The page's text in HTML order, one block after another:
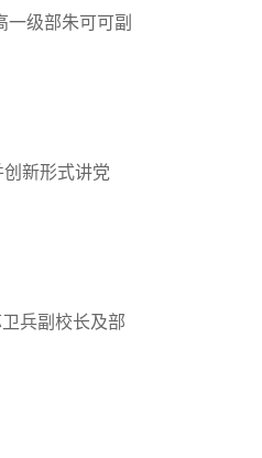
级部朱可可副
新形式讲党
兵副校长及部